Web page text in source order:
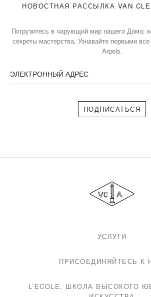
НОВОСТНАЯ РАССЫЛКА VAN
Погрузитесь в чарующий мир нашего Дома:
секреты мастерства. Узнавайте первыми
Arpels.
ЭЛЕКТРОННЫЙ АДРЕС
&
Arpels
УСЛУГИ
ПРИСОЕДИНЯЙТЕСЬ К
L'ECOLE, ШКОЛА ВЫСОКОГО